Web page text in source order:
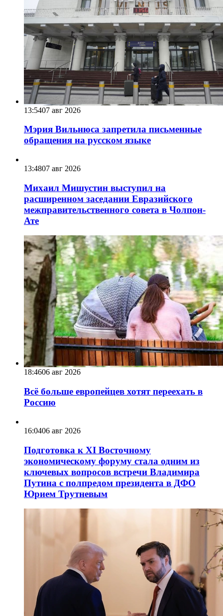
13:5407 авг 2026
Мэрия Вильнюса запретила письменные
обращения на русском языке
13:4807 авг 2026
Михаил Мишустин выступил на
расширенном заседании Евразийского
межправительственного совета в Чолпон-
Ате
18:4606 авг 2026
Всё больше европейцев хотят переехать в
Россию
16:0406 авг 2026
Подготовка к XI Восточному
экономическому форуму стала одним из
ключевых вопросов встречи Владимира
Путина с полпредом президента в ДФО
Юрием Трутневым